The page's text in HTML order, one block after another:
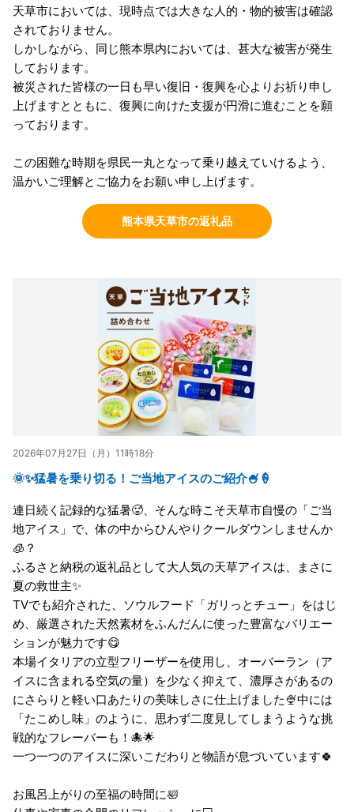
天草市においては、現時点では大きな人的・物的被害は確認
されておりません。
しかしながら、同じ熊本県内においては、甚大な被害が発生
しております。
被災された皆様の一日も早い復旧・復興を心よりお祈り申し
上げますとともに、復興に向けた支援が円滑に進むことを願
っております。
この困難な時期を県民一丸となって乗り越えていけるよう、
温かいご理解とご協力をお願い申し上げます。
熊本県天草市の返礼品
2026年07月27日（月）11時18分
🌞✨猛暑を乗り切る！ご当地アイスのご紹介🍧🍦
連日続く記録的な猛暑🥵、そんな時こそ天草市自慢の「ご当
地アイス」で、体の中からひんやりクールダウンしませんか
🧊？
ふるさと納税の返礼品として大人気の天草アイスは、まさに
夏の救世主✨
TVでも紹介された、ソウルフード「ガリっとチュー」をはじ
め、厳選された天然素材をふんだんに使った豊富なバリエー
ションが魅力です😋
本場イタリアの立型フリーザーを使用し、オーバーラン（ア
イスに含まれる空気の量）を少なく抑えて、濃厚さがあるの
にさらりと軽い口あたりの美味しさに仕上げました🍨中には
「たこめし味」のように、思わず二度見してしまうような挑
戦的なフレーバーも！🐙🌟
一つ一つのアイスに深いこだわりと物語が息づいています🍀
お風呂上がりの至福の時間に🛀